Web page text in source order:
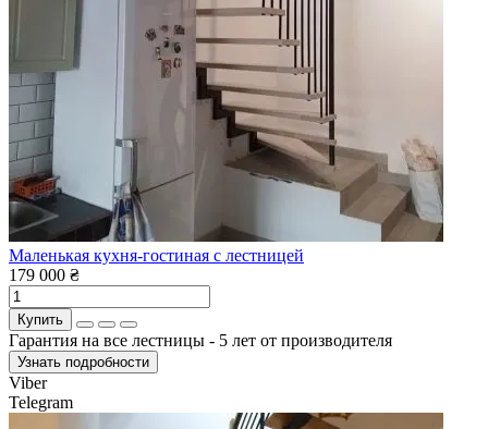
Маленькая кухня-гостиная с лестницей
179 000 ₴
Купить
Гарантия на все лестницы - 5 лет от производителя
Узнать подробности
Viber
Telegram